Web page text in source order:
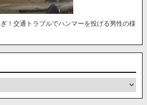
ぎ！交通トラブルでハンマーを投げる男性の様